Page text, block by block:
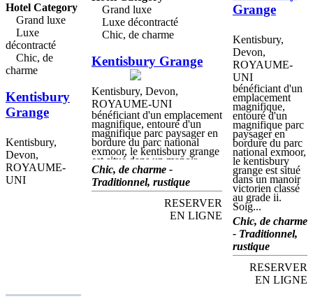
menus raffinés alliant la
meilleure cuisine anglaise à
des plats internationaux, à
base de produits de saison
mettant l'accent sur le poisson
et les fruits de mer. Vous
pourrez prendre votre repas à
la carte ou sous forme de
table d'hôte. Des plats
adaptés aux régimes spéciaux
et végétariens sont
disponibles sur demande.
Parmi les autres points forts,
vous trouverez les thés
traditionnels à la crème de
Devershire. Des boissons et
des collations sont servies
toute la journée dans l'élégant
bar Regency ou sur la
terrasse en été.
Hotel Category
Grand luxe
Luxe
décontracté
Chic, de
charme
Kentisbury
Grange
Kentisbury,
Devon,
ROYAUME-
UNI
Grand luxe
Luxe décontracté
Chic, de charme
Kentisbury Grange
Kentisbury, Devon,
ROYAUME-UNI
bénéficiant d'un emplacement
magnifique, entouré d'un
magnifique parc paysager en
bordure du parc national
exmoor, le kentisbury grange
est situé dans un manoir
victorien classé au grade ii.
Soigneusement et
élégamment restauré dans le
respect des normes les plus
élevées par le célèbre
architecte d'intérieur karen
Chic, de charme -
Traditionnel, rustique
RESERVER
EN LIGNE
Grange
Kentisbury,
Devon,
ROYAUME-
UNI
bénéficiant d'un
emplacement
magnifique,
entouré d'un
magnifique parc
paysager en
bordure du parc
national exmoor,
le kentisbury
grange est situé
dans un manoir
victorien classé
au grade ii.
Soig...
Chic, de charme
- Traditionnel,
rustique
RESERVER
EN LIGNE